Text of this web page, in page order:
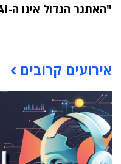
"האתגר הגדול אינו ה-AI אלא הטמעתה בארגון"
אירועים קרובים